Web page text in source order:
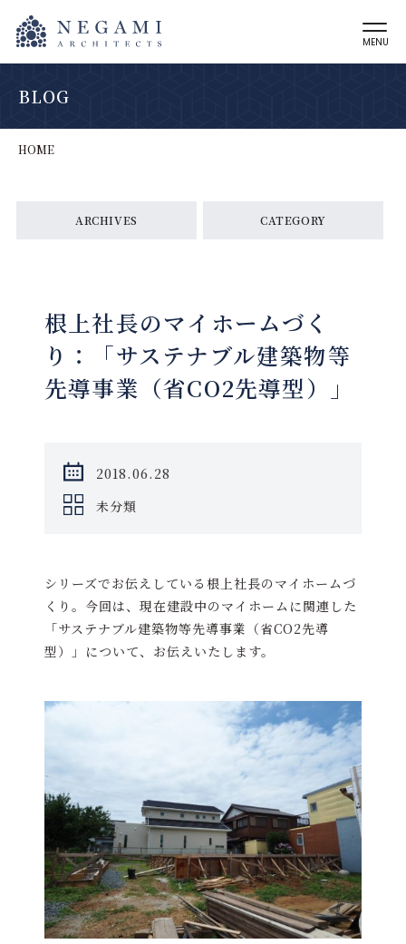
MENU
BLOG
HOME
ARCHIVES CATEGORY
根上社長のマイホームづく
り：「サステナブル建築物等
先導事業（省CO2先導型）」
2018.06.28
未分類
シリーズでお伝えしている根上社長のマイホームづ
くり。今回は、現在建設中のマイホームに関連した
「サステナブル建築物等先導事業（省CO2先導
型）」について、お伝えいたします。